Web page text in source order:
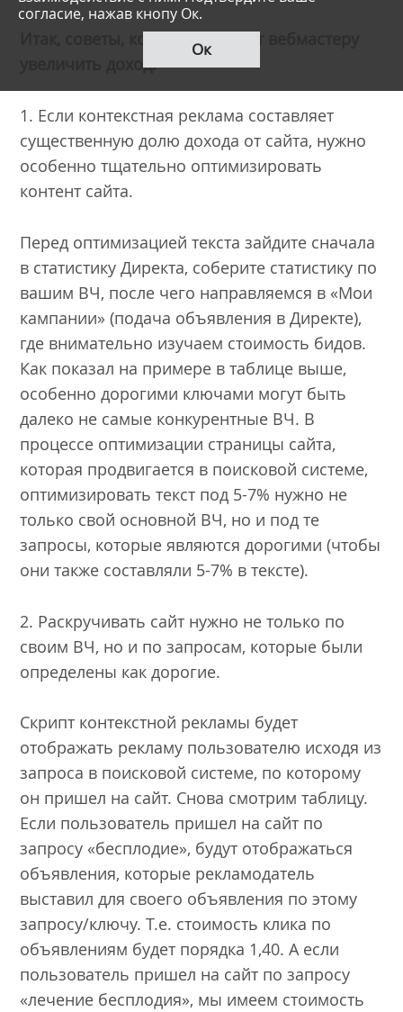
Итак, советы, которые помогут вебмастеру
увеличить доход:
1. Если контекстная реклама составляет
существенную долю дохода от сайта, нужно
особенно тщательно оптимизировать
контент сайта.
Перед оптимизацией текста зайдите сначала
в статистику Директа, соберите статистику по
вашим ВЧ, после чего направляемся в «Мои
кампании» (подача объявления в Директе),
где внимательно изучаем стоимость бидов.
Как показал на примере в таблице выше,
особенно дорогими ключами могут быть
далеко не самые конкурентные ВЧ. В
процессе оптимизации страницы сайта,
которая продвигается в поисковой системе,
оптимизировать текст под 5-7% нужно не
только свой основной ВЧ, но и под те
запросы, которые являются дорогими (чтобы
они также составляли 5-7% в тексте).
2. Раскручивать сайт нужно не только по
своим ВЧ, но и по запросам, которые были
определены как дорогие.
Скрипт контекстной рекламы будет
отображать рекламу пользователю исходя из
запроса в поисковой системе, по которому
он пришел на сайт. Снова смотрим таблицу.
Если пользователь пришел на сайт по
запросу «бесплодие», будут отображаться
объявления, которые рекламодатель
выставил для своего объявления по этому
запросу/ключу. Т.е. стоимость клика по
объявлениям будет порядка 1,40. А если
пользователь пришел на сайт по запросу
«лечение бесплодия», мы имеем стоимость
согласие, нажав кнопу Ок.
Ок